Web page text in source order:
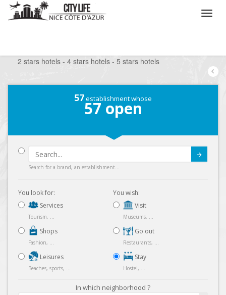
2 stars hotels - 4 stars hotels - 5 stars hotels
57establishment whose
57 open
Search for a brand, an establishment...
You look for:
Services
Tourism, ...
Shops
Fashion, ...
Leisures
Beaches, sports, ...
You wish:
Visit
Museums, ...
Go out
Restaurants, ...
Stay
Hostel, ...
In which neighborhood ?